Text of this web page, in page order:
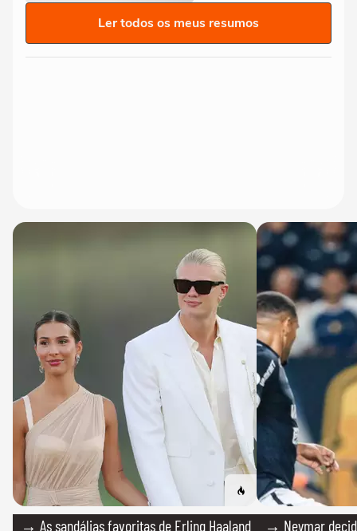
Ler todos os meus resumos
→ As sandálias favoritas de Erling Haaland → Neymar